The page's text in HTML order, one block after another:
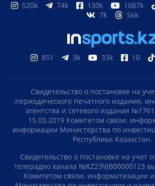
520k 74k 130k 1087k
7k
56k
851 3k 33k 10
Свидетельство о постановке на
периодического печатного издания,
агентства и сетевого издания
15.03.2019 Комитетом связи,
информации Министерства по
Республики Казахстан.
Свидетельство о постановке на учет
телерадио канала №KZ23VJB00000123
Комитетом связи, информатизации